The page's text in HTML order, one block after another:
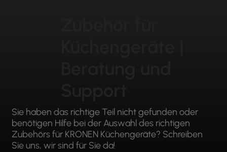
Sie haben das richtige Teil nicht gefunden oder
benötigen Hilfe bei der Auswahl des richtigen
Zubehörs für KRONEN Küchengeräte? Schreiben
Sie uns, wir sind für Sie da!